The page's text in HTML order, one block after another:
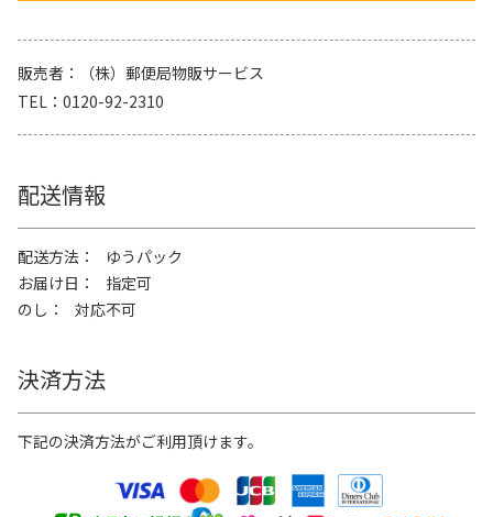
販売者
（株）郵便局物販サービス
TEL
0120-92-2310
配送情報
配送方法
ゆうパック
お届け日
指定可
のし
対応不可
決済方法
下記の決済方法がご利用頂けます。